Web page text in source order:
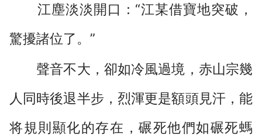
江塵淡淡開口：“江某借寶地突破，
驚擾諸位了。”
聲音不大，卻如冷風過境，赤山宗幾
人同時後退半步，烈渾更是額頭見汗，能
将規則顯化的存在，碾死他們如碾死螞